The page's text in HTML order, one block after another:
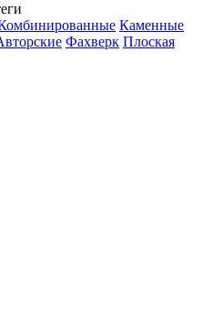
Каменные
Фахверк Плоская